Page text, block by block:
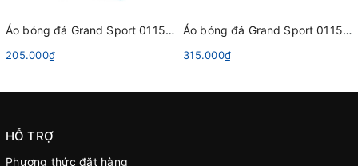
Áo bóng đá Grand Sport 011551 Xanh Dương Da Trời
205.000₫
Áo bóng đá Grand Sport 011562 Xanh Dương
315.000₫
HỖ TRỢ
Phương thức đặt hàng